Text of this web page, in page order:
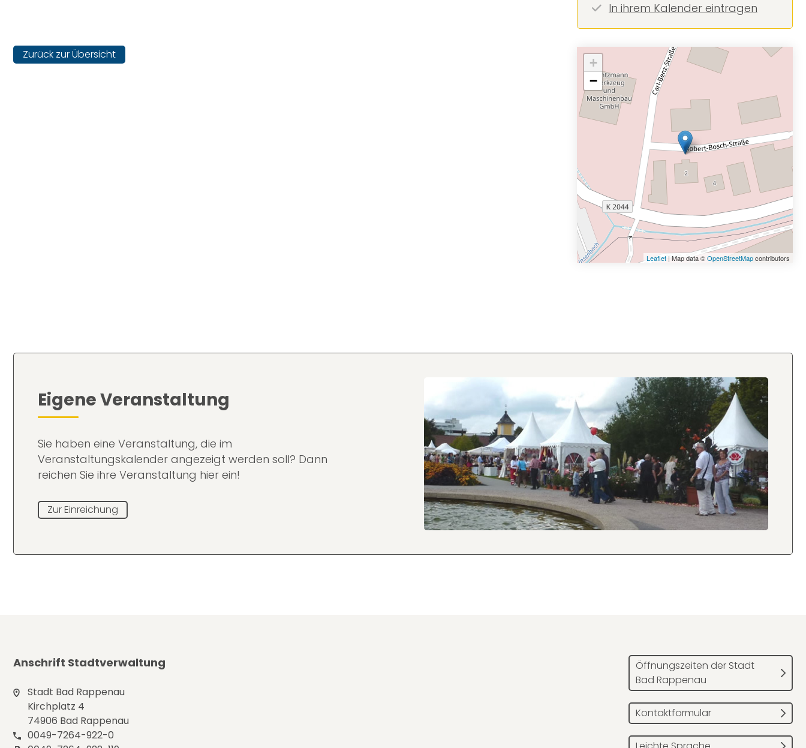
Zurück zur Übersicht
In ihrem Kalender eintragen
+
−
Leaflet | Map data ©OpenStreetMapcontributors
Eigene Veranstaltung
Sie haben eine Veranstaltung, die im
Veranstaltungskalender angezeigt werden soll? Dann
reichen Sie ihre Veranstaltung hier ein!
Zur Einreichung
Anschrift Stadtverwaltung
Stadt Bad Rappenau
Kirchplatz 4
74906 Bad Rappenau
0049-7264-922-0
Öffnungszeiten der Stadt
Bad Rappenau
Kontaktformular